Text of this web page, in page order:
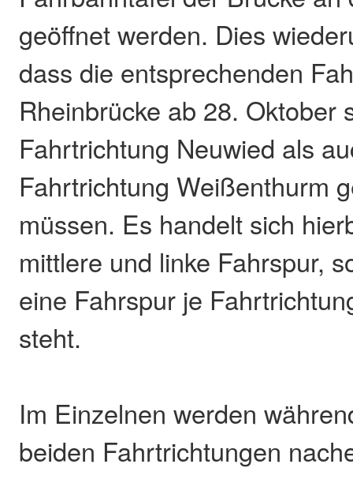
geöffnet werden. Dies
dass die entsprechenden
Rheinbrücke ab 28. Oktober
Fahrtrichtung Neuwied als
Fahrtrichtung Weißenthurm
müssen. Es handelt sich
mittlere und linke Fahrspur,
eine Fahrspur je
steht.
Im Einzelnen werden
beiden Fahrtrichtungen